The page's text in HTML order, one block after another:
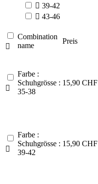
 39-42
 43-46

Combination
name
Preis

Farbe :
Schuhgrösse :
35-38
15,90 CHF

Farbe :
Schuhgrösse :
39-42
15,90 CHF